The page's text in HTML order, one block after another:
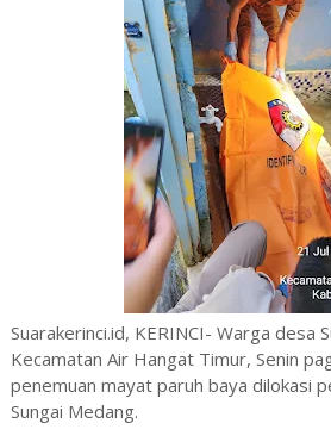
Suarakerinci.id, KERINCI- Warga desa
Kecamatan Air Hangat Timur, Senin
penemuan mayat paruh baya dilokasi
Sungai Medang.